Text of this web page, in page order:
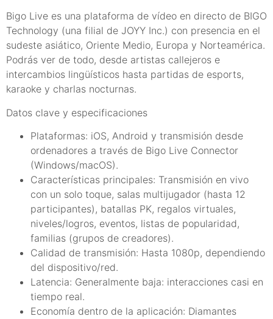
Bigo Live es una plataforma de vídeo en directo de BIGO
Technology (una filial de JOYY Inc.) con presencia en el
sudeste asiático, Oriente Medio, Europa y Norteamérica.
Podrás ver de todo, desde artistas callejeros e
intercambios lingüísticos hasta partidas de esports,
karaoke y charlas nocturnas.
Datos clave y especificaciones
Plataformas: iOS, Android y transmisión desde
ordenadores a través de Bigo Live Connector
(Windows/macOS).
Características principales: Transmisión en vivo
con un solo toque, salas multijugador (hasta 12
participantes), batallas PK, regalos virtuales,
niveles/logros, eventos, listas de popularidad,
familias (grupos de creadores).
Calidad de transmisión: Hasta 1080p, dependiendo
del dispositivo/red.
Latencia: Generalmente baja: interacciones casi en
tiempo real.
Economía dentro de la aplicación: Diamantes